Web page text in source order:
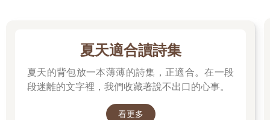
「 那麼， 同志們， 我們此生的本質是什麼？ 讓我們面對現
實吧—我們這一生悲慘而短暫，終日勞碌奔波。我們誕生之後，
每天就靠著那一點吃不飽、餓不死的糧食苟活，凡是有點勞動力
的，都會被迫工作到力竭為止；只要我們一失去利用價值，就會
與悠閒的滋味。在英格蘭，沒有一隻動物是自由的。動物的生活
夏天適合讀詩集
夏天的背包放一本薄薄的詩集，正適合。在一段
段迷離的文字裡，我們收藏著說不出口的心事。
看更多